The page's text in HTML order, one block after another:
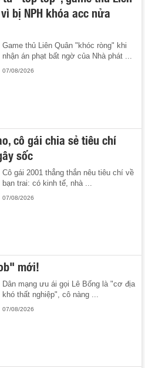
bị NPH khóa acc nửa
Game thủ Liên Quân "khóc ròng" khi
nhận án phạt bất ngờ của Nhà phát ...
07/08/2026
cô gái chia sẻ tiêu chí
sốc
Cô gái 2001 thẳng thắn nêu tiêu chí về
bạn trai: có kinh tế, nhà ...
07/08/2026
mới!
Dân mạng ưu ái gọi Lê Bống là "cơ địa
khó thất nghiệp", cô nàng ...
07/08/2026